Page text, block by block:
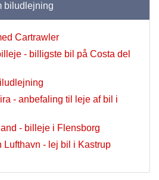
biludlejning
Cartrawler
- billigste bil på Costa del
- anbefaling til leje af bil i
- billeje i Flensborg
Lufthavn - lej bil i Kastrup